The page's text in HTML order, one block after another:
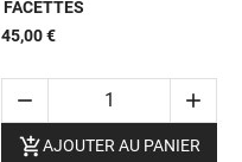
FACETTES
45,00 €


AJOUTER AU PANIER